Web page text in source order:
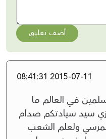
أضف تعليق
2015-07-11 08:41:31
في العالم ما
سيد سيادتكم صدام
ولعلم الشعب